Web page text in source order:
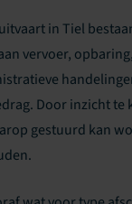
in Tiel
vervoer,
Door inzicht te
gestuurd kan